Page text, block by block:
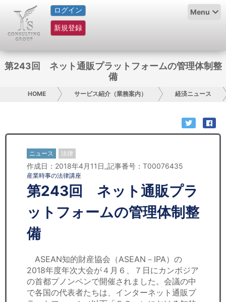
ログイン
新規登録
Menu
HOME
サービス紹介
お問い合わせ
日本人にPR
コンサルティング
リサーチ
セミナー
労務顧問
第243回 ネット通販プラットフォームの管理体制整
備
HOME サービス紹介（業務案内） 経済ニュース
ニュース 法律
作成日：2018年4月11日_記事番号：T00076435
産業時事の法律講座
第243回 ネット通販プラ
ットフォームの管理体制整
備
ASEAN知的財産協会（ASEAN－IPA）の
2018年度年次大会が４月６、７日にカンボジア
の首都プノンペンで開催されました。会議の中
で各国の代表者たちは、インターネット通販プ